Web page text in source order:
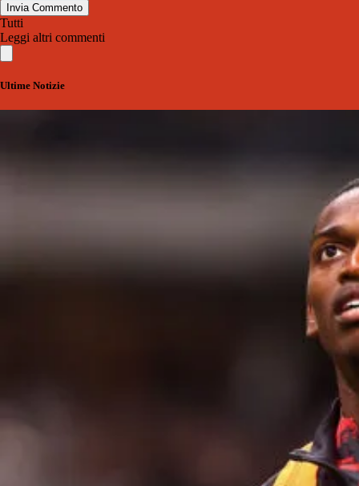
Invia Commento
Tutti
Leggi altri commenti
Ultime Notizie